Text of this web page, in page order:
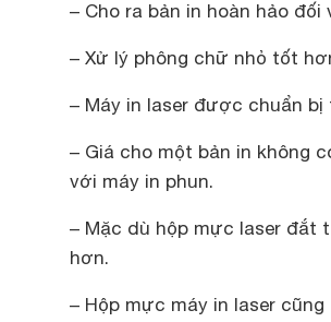
– Cho ra bản in hoàn hảo
– Xử lý phông chữ nhỏ tốt
– Máy in laser được chuẩn
– Giá cho một bản in không
với máy in phun.
– Mặc dù hộp mực laser đắt
hơn.
– Hộp mực máy in laser